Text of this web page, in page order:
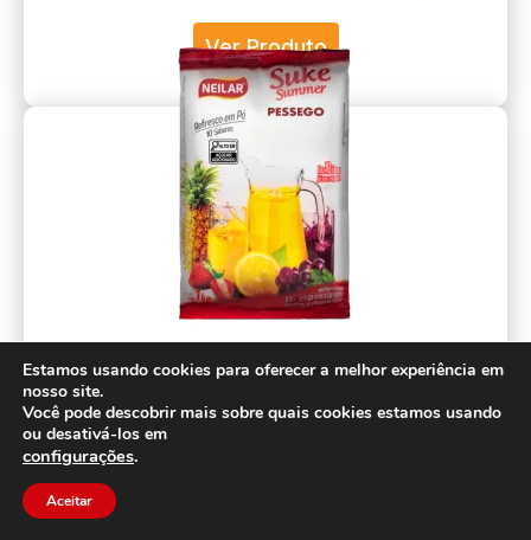
Ver Produto
Suke Summer Pêssego
Estamos usando cookies para oferecer a melhor experiência em
nosso site.
Você pode descobrir mais sobre quais cookies estamos usando
ou desativá-los em
configurações.
Aceitar